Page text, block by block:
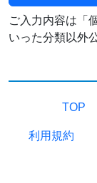
ご入力内容は「
いった分類以外
TOP
利用規約